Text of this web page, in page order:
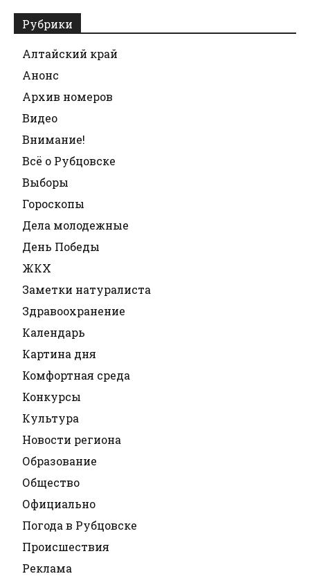
Рубрики
Алтайский край
Анонс
Архив номеров
Видео
Внимание!
Всё о Рубцовске
Выборы
Гороскопы
Дела молодежные
День Победы
ЖКХ
Заметки натуралиста
Здравоохранение
Календарь
Картина дня
Комфортная среда
Конкурсы
Культура
Новости региона
Образование
Общество
Официально
Погода в Рубцовске
Происшествия
Реклама